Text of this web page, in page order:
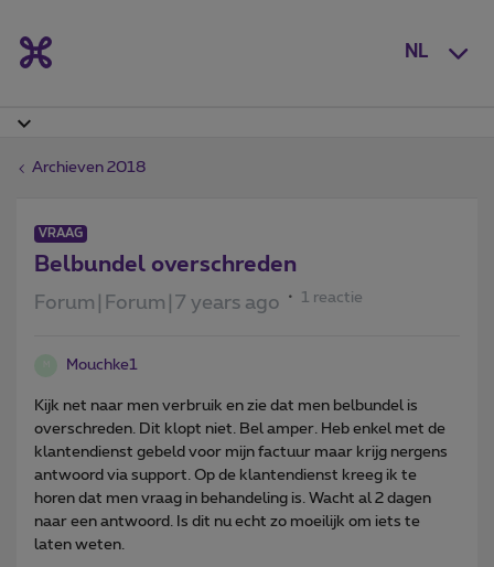
NL
Archieven 2018
VRAAG
Belbundel overschreden
Forum|Forum|7 years ago 1 reactie
Mouchke1
Kijk net naar men verbruik en zie dat men belbundel is
overschreden. Dit klopt niet. Bel amper. Heb enkel met de
klantendienst gebeld voor mijn factuur maar krijg nergens
antwoord via support. Op de klantendienst kreeg ik te
horen dat men vraag in behandeling is. Wacht al 2 dagen
naar een antwoord. Is dit nu echt zo moeilijk om iets te
laten weten.